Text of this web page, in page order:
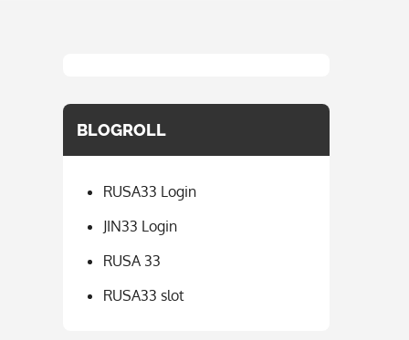
BLOGROLL
RUSA33 Login
JIN33 Login
RUSA 33
RUSA33 slot